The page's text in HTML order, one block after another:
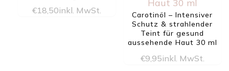
€18,50inkl. MwSt.
Carotinöl – Intensiver
Schutz & strahlender
Teint für gesund
aussehende Haut 30 ml
€9,95inkl. MwSt.